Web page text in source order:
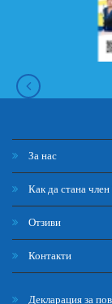
За нас
Как да стана член
Отзиви
Контакти
Декларация за